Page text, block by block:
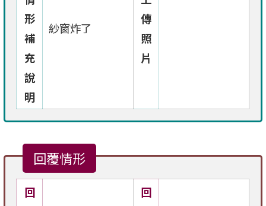
形
補
充
說
明
紗窗炸了
傳
照
片
回覆情形
回
回